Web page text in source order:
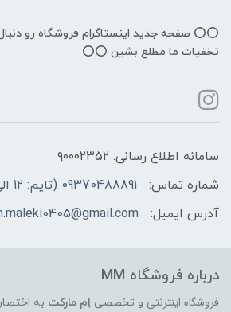
⭕️⭕️ صفحه جدید اینستاگرام فروشگاه رو
تخفیات ما مطلع بشین ⭕️⭕️
سامانه اطلاع رسانی: ۹۰۰۰۲۳۵۲
شماره تماس:
09370488891 (تایم: 12 الی ۱۸)
آدرس ایمیل:
درباره فروشگاه MM
فروشگاه اینترنتی و تخصصی اِم مارکت به اختصار